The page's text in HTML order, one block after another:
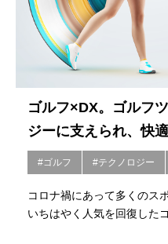
ゴルフ×DX。ゴルフ
ジーに支えられ、快
#ゴルフ #テクノロジー
コロナ禍にあって多くのス
いちはやく人気を回復した